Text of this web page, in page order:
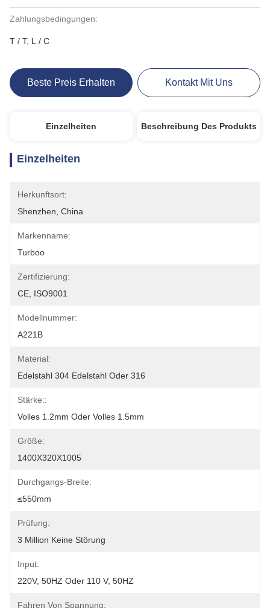
Zahlungsbedingungen:
T / T, L / C
Beste Preis Erhalten Kontakt Mit Uns
Einzelheiten Beschreibung Des Produkts
Einzelheiten
Herkunftsort:
Shenzhen, China
Markenname:
Turboo
Zertifizierung:
CE, ISO9001
Modellnummer:
A221B
Material:
Edelstahl 304 Edelstahl Oder 316
Stärke::
Volles 1.2mm Oder Volles 1.5mm
Größe:
1400X320X1005
Durchgangs-Breite:
≤550mm
Prüfung:
3 Million Keine Störung
Input:
220V, 50HZ Oder 110 V, 50HZ
Fahren Von Spannung: